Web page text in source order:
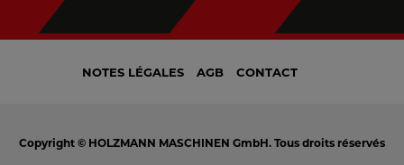
NOTES LÉGALES AGB CONTACT
Copyright © HOLZMANN MASCHINEN GmbH. Tous droits réservés